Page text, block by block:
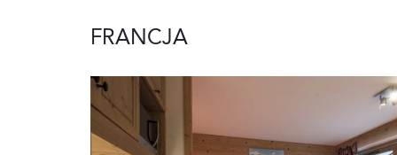
FRANCJA